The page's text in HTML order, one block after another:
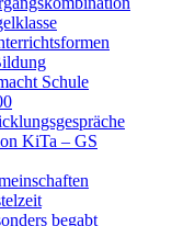
Schule
KiTa – GS
begabt